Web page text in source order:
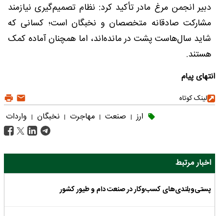
دبیر انجمن مرغ مادر تأکید کرد: نظام تصمیم‌گیری نیازمند
مشارکت صادقانه متخصصان و نخبگان است؛ کسانی که
شاید سال‌هاست پشت در مانده‌اند، اما همچنان آماده کمک
هستند.
انتهای پیام
لینک کوتاه
ارز | صنعت | مهاجرت | نخبگان | واردات
اخبار مرتبط
پستی‌وبلندی‌های کسب‌وکار در صنعت دام و طیور کشور